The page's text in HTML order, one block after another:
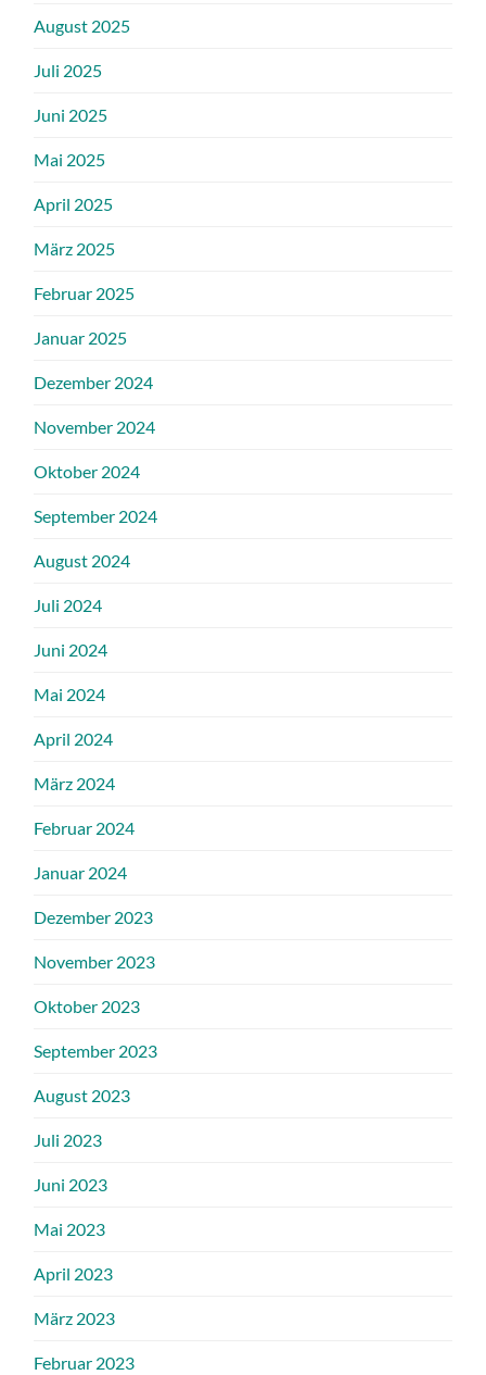
August 2025
Juli 2025
Juni 2025
Mai 2025
April 2025
März 2025
Februar 2025
Januar 2025
Dezember 2024
November 2024
Oktober 2024
September 2024
August 2024
Juli 2024
Juni 2024
Mai 2024
April 2024
März 2024
Februar 2024
Januar 2024
Dezember 2023
November 2023
Oktober 2023
September 2023
August 2023
Juli 2023
Juni 2023
Mai 2023
April 2023
März 2023
Februar 2023